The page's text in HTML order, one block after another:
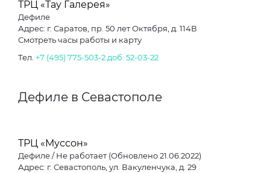
ТРЦ «Тау Галерея»
Дефиле
Адрес: г. Саратов, пр. 50 лет Октября, д. 114В
Смотреть часы работы и карту
Тел. +7 (495) 775-503-2 доб. 52-03-22
Дефиле в Севастополе
ТРЦ «Муссон»
Дефиле / Не работает (Обновлено 21.06.2022)
Адрес: г. Севастополь, ул. Вакуленчука, д. 29